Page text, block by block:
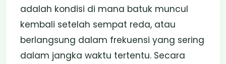
adalah kondisi di mana batuk muncul
kembali setelah sempat reda, atau
berlangsung dalam frekuensi yang sering
dalam jangka waktu tertentu. Secara